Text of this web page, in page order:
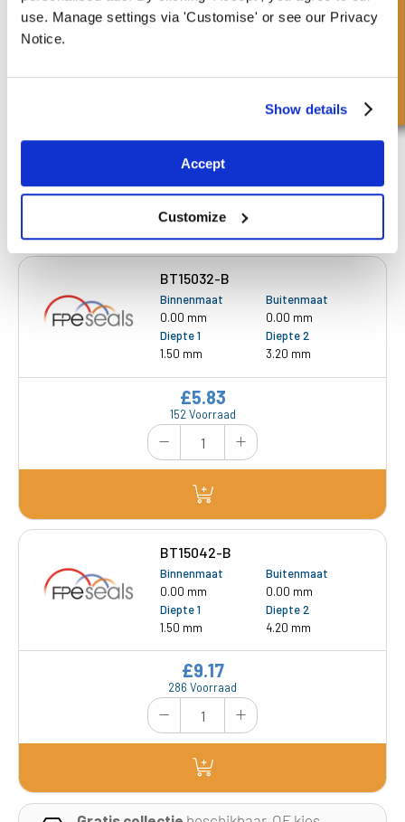
use. Manage settings via 'Customise' or see our Privacy
Notice.
Show details
Accept
Customize
BT15025-B-X
Binnenmaat
Buitenmaat
1.50 mm
2.50 mm
28 Voorraad
BT15032-B
Binnenmaat
0.00 mm
Buitenmaat
0.00 mm
Diepte 1
1.50 mm
Diepte 2
3.20 mm
152 Voorraad
£5.83
BT15042-B
Binnenmaat
0.00 mm
Buitenmaat
0.00 mm
Diepte 1
1.50 mm
Diepte 2
4.20 mm
286 Voorraad
£9.17
Snel onderzoek